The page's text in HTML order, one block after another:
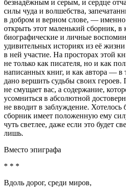
безнадёжным и серым, и сердце
силы чуда и волшебства,
в добром и верном слове, — именно
открыть этот маленький сборник, в
биографические и личные
удивительных историях из её
в ней участие. На просторах этой
не только как писателя, но и как
написанных книг, и как автора — в
дано вершить судьбы своих
не смущает вас, а содержание,
усомниться в абсолютной
не вводит в заблуждение. Хотелось
сборник имеет положенную ему
чуть светлее, даже если это будет
лишь.
Вместо эпиграфа
* * *
Вдоль дорог, среди миров,